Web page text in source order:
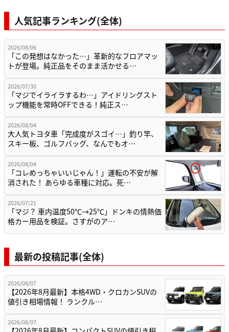
人気記事ランキング(全体)
2026/08/06
「この発想はなかった…」革新的なフロアマッ
トが登場。純正品をそのまま活かせる…
2026/07/30
「マジでイライラするわ…」アイドリングスト
ップ機能を常時OFFできる！純正ス…
2026/08/04
大人気トヨタ車「完成度がスゴイ…」釣り竿、
スキー板、ゴルフバッグ、なんでもオ…
2026/08/04
「コレめっちゃいいじゃん！」運転の不安が解
消された！ あらゆる車種に対応。死…
2026/07/21
「マジ？ 車内温度50℃→25℃」ドンキの情熱価
格カー用品を検証。さすがのア…
最新の投稿記事(全体)
2026/08/07
【2026年8月最新】本格4WD・クロカンSUVの
値引き相場情報！ ランクル…
2026/08/07